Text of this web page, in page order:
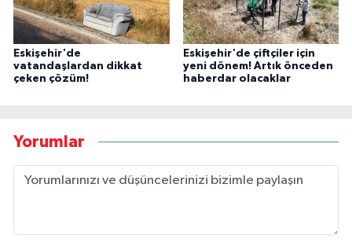
Eskişehir'de
vatandaşlardan dikkat
çeken çözüm!
Eskişehir'de çiftçiler için
yeni dönem! Artık önceden
haberdar olacaklar
Yorumlar